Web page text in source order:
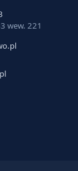
wew. 221